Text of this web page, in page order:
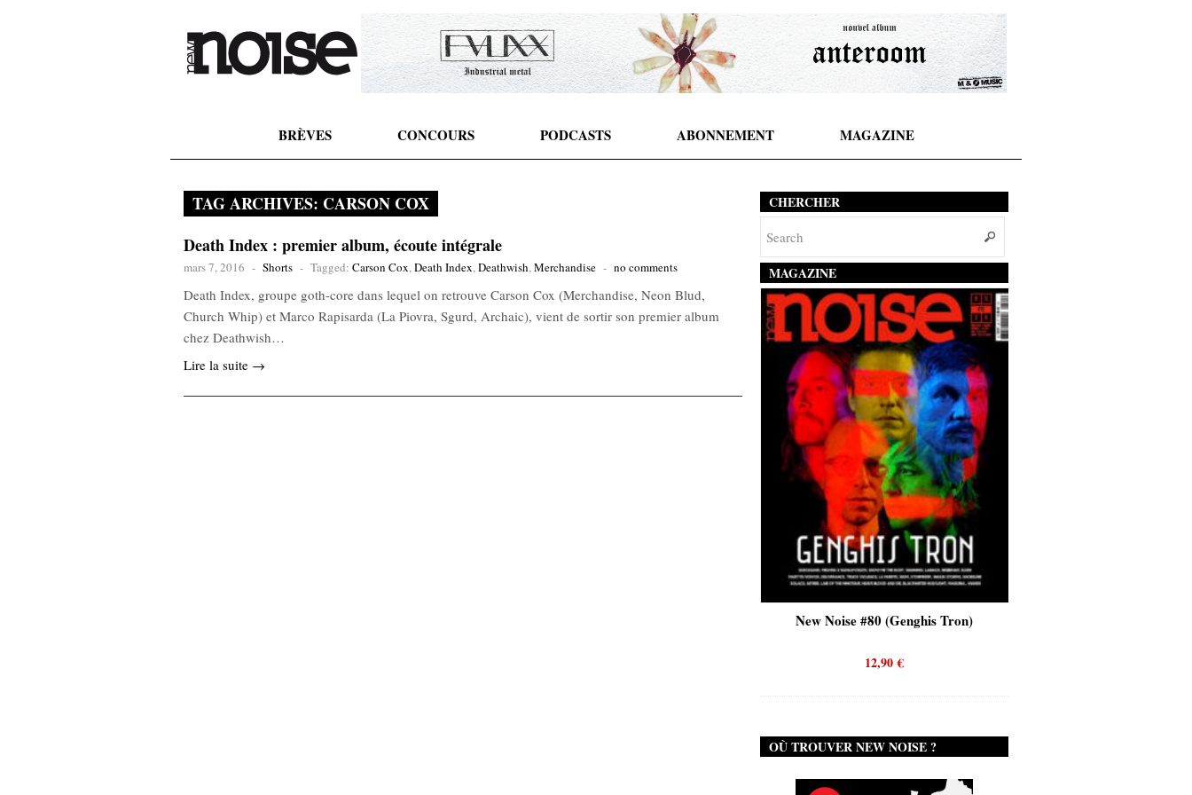
BRÈVES CONCOURS PODCASTS ABONNEMENT MAGAZINE
TAG ARCHIVES: CARSON COX
Death Index : premier album, écoute intégrale
mars 7, 2016 - Shorts - Tagged: Carson Cox,Death Index,Deathwish,Merchandise - no comments
Death Index, groupe goth-core dans lequel on retrouve Carson Cox (Merchandise, Neon Blud,
Church Whip) et Marco Rapisarda (La Piovra, Sgurd, Archaic), vient de sortir son premier album
chez Deathwish…
Lire la suite →
CHERCHER
MAGAZINE
New Noise #80 (Genghis Tron)
12,90€
OÙ TROUVER NEW NOISE ?